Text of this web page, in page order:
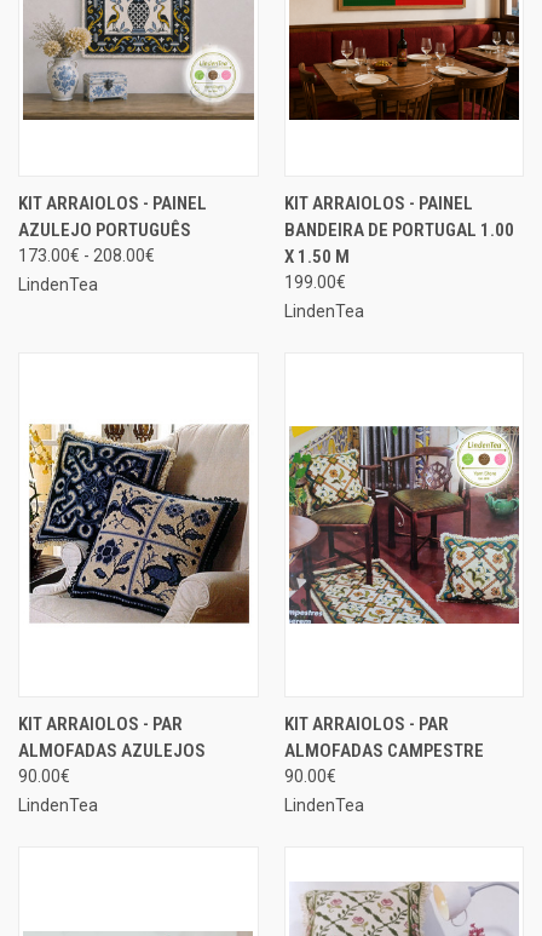
KIT ARRAIOLOS - PAINEL
AZULEJO PORTUGUÊS
173.00€ - 208.00€
LindenTea
KIT ARRAIOLOS - PAINEL
BANDEIRA DE PORTUGAL 1.00
X 1.50 M
199.00€
LindenTea
KIT ARRAIOLOS - PAR
ALMOFADAS AZULEJOS
90.00€
LindenTea
KIT ARRAIOLOS - PAR
ALMOFADAS CAMPESTRE
90.00€
LindenTea